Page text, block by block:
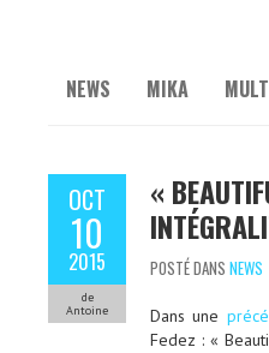
NEWS MIKA
OCT
10
2015
de
Antoine
«
POSTÉ DANS NEWS
Dans une
Fedez : «